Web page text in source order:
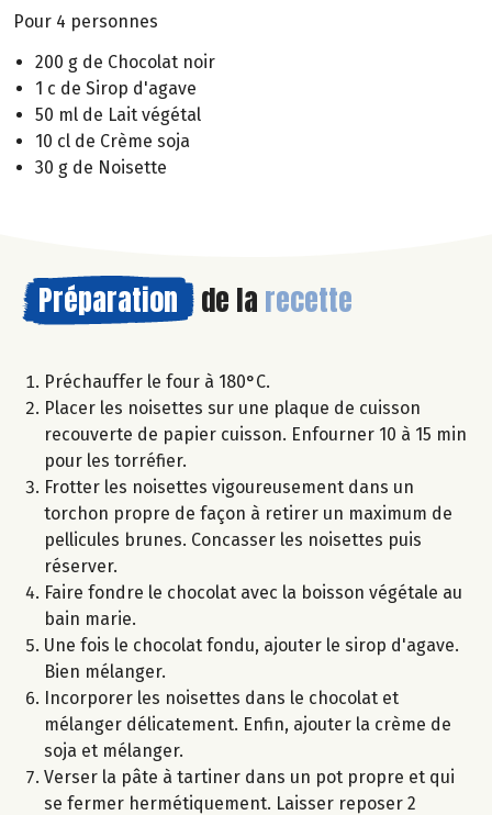
Pour 4 personnes
200 g de Chocolat noir
1 c de Sirop d'agave
50 ml de Lait végétal
10 cl de Crème soja
30 g de Noisette
Préparation de la recette
Préchauffer le four à 180°C.
Placer les noisettes sur une plaque de cuisson
recouverte de papier cuisson. Enfourner 10 à 15 min
pour les torréfier.
Frotter les noisettes vigoureusement dans un
torchon propre de façon à retirer un maximum de
pellicules brunes. Concasser les noisettes puis
réserver.
Faire fondre le chocolat avec la boisson végétale au
bain marie.
Une fois le chocolat fondu, ajouter le sirop d'agave.
Bien mélanger.
Incorporer les noisettes dans le chocolat et
mélanger délicatement. Enfin, ajouter la crème de
soja et mélanger.
Verser la pâte à tartiner dans un pot propre et qui
se fermer hermétiquement. Laisser reposer 2